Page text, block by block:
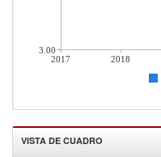
2017 2018
3.00
VISTA DE CUADRO